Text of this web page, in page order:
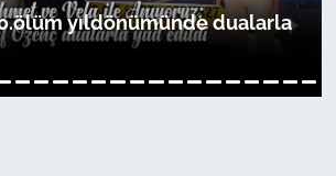
yıldönümünde dualarla